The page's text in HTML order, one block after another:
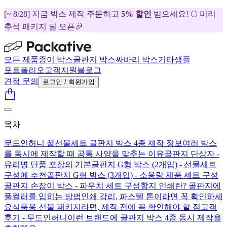
[~ 8/28] 지금 박스 제작 주문하고 5% 할인 받으세요! 🌕 미리
추석 패키지 딜 오픈🎉
모든 제품종이 박스골판지 박스싸바리 박스기타샘플
포트폴리오 고객지원 블로그
견적 문의
로그인 / 회원가입
목차
무드인허니 꿀선물세트 골판지 박스 4종 제작 정보 여러 박스
를 동시에 제작할 때 공통 사양을 맞추는 이유골판지 단상자 -
유리병 단품 포장의 기본골판지 G형 박스 (2개입) - 선물세트
구성에 추천 골판지 G형 박스 (3개입) - 소용량 제품 세트 구성
골판지 손잡이 박스 - 파우치 세트 구성합지 인쇄란? 골판지에
풀컬러를 입히는 방법인쇄 감리, 파스텔 톤이라면 꼭 확인하세
요식품용 선물 패키지라면, 제작 전에 꼭 확인해야 할 점 고객
후기 - 무드인허니 이런 브랜드에 골판지 박스 4종 동시 제작을